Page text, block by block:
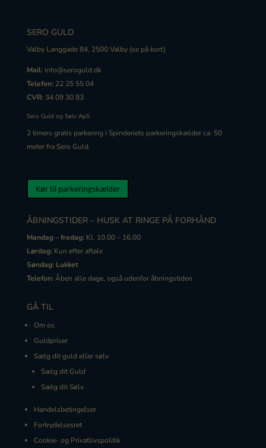
SERO GULD
Valby Langgade 84, 2500 Valby (se på kort)
Mail: info@seroguld.dk
Telefon: 22 25 55 04
CVR: 34 09 30 83
Sero Guld og Sølv ApS
2 timers gratis parkering i Spinderiets parkeringskælder ca. 50
meter fra Sero Guld.
Kør til parkeringskælder
ÅBNINGSTIDER – HUSK AT RINGE PÅ FORHÅND
Mandag – fredag: Kl. 10.00 – 16.00
Lørdag: Kun efter aftale
Søndag: Lukket
Telefon: Åben alle dage, også udenfor åbningstiden
GÅ TIL
Om os
Guldpriser
Sælg dit guld eller sølv
Sælg dit Guld
Sælg dit Sølv
Handelsbetingelser
Fortrydelsesret
Cookie- og Privatlivspolitik